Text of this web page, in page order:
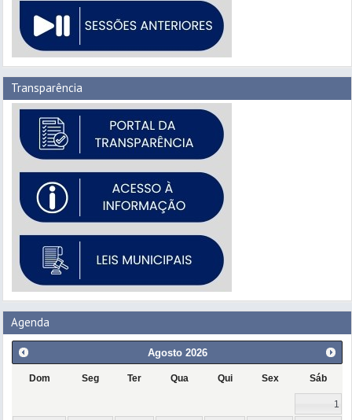
Transparência
Agenda
Agosto 2026
Dom Seg Ter Qua Qui Sex Sáb
1